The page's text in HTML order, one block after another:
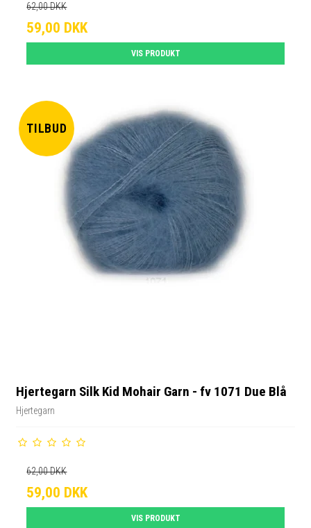
62,00 DKK
59,00 DKK
VIS PRODUKT
TILBUD
Hjertegarn Silk Kid Mohair Garn - fv 1071 Due Blå
Hjertegarn
62,00 DKK
59,00 DKK
VIS PRODUKT